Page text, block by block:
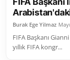
Burak Ege Yilmaz
FIFA Başkanı
yıllık FIFA kongr...